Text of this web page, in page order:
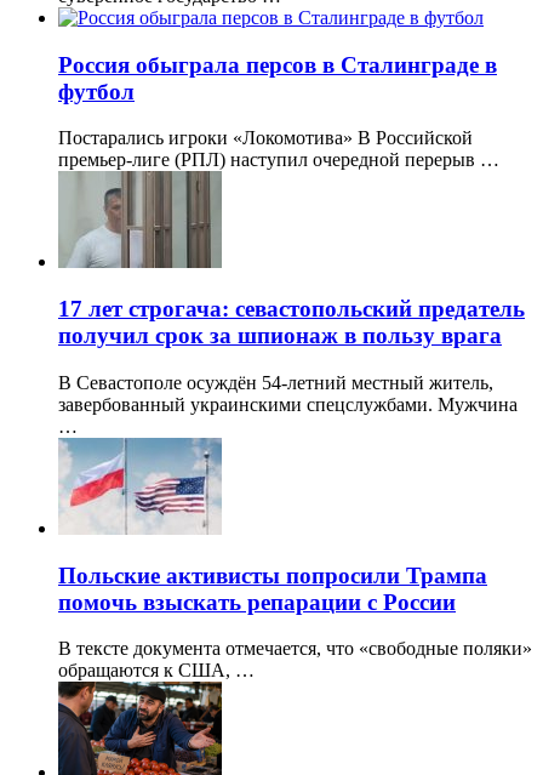
Россия обыграла персов в Сталинграде в
футбол
Постарались игроки «Локомотива» В Российской
премьер‑лиге (РПЛ) наступил очередной перерыв …
17 лет строгача: севастопольский предатель
получил срок за шпионаж в пользу врага
В Севастополе осуждён 54-летний местный житель,
завербованный украинскими спецслужбами. Мужчина
…
Польские активисты попросили Трампа
помочь взыскать репарации с России
В тексте документа отмечается, что «свободные поляки»
обращаются к США, …